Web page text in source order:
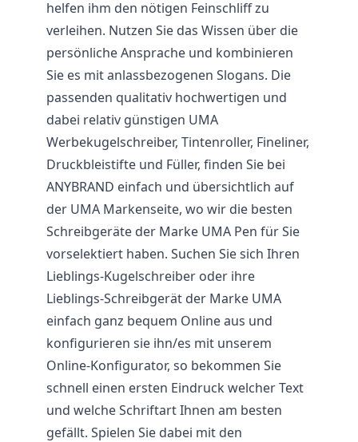
helfen ihm den nötigen Feinschliff zu
verleihen. Nutzen Sie das Wissen über die
persönliche Ansprache und kombinieren
Sie es mit anlassbezogenen Slogans. Die
passenden qualitativ hochwertigen und
dabei relativ günstigen UMA
Werbekugelschreiber, Tintenroller, Fineliner,
Druckbleistifte und Füller, finden Sie bei
ANYBRAND einfach und übersichtlich auf
der UMA Markenseite, wo wir die besten
Schreibgeräte der Marke UMA Pen für Sie
vorselektiert haben. Suchen Sie sich Ihren
Lieblings-Kugelschreiber oder ihre
Lieblings-Schreibgerät der Marke UMA
einfach ganz bequem Online aus und
konfigurieren sie ihn/es mit unserem
Online-Konfigurator, so bekommen Sie
schnell einen ersten Eindruck welcher Text
und welche Schriftart Ihnen am besten
gefällt. Spielen Sie dabei mit den